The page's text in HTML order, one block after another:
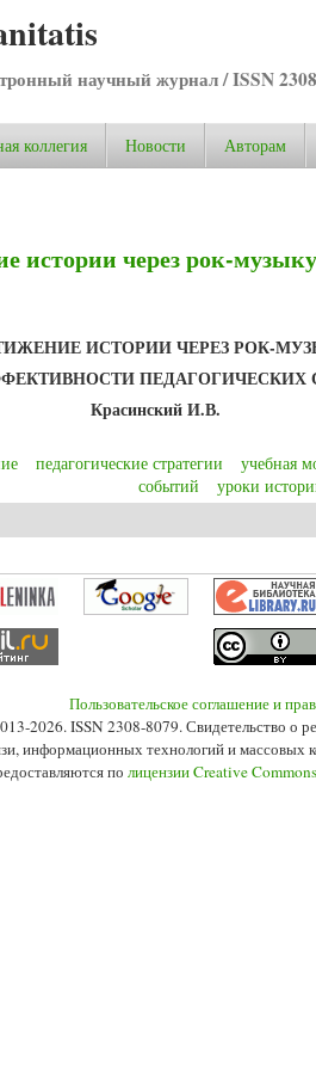
научный журнал / ISSN
коллегия Новости Авторам
через рок-
ИСТОРИИ ЧЕРЕЗ РОК-
ПЕДАГОГИЧЕСКИХ
Красинский И.В.
педагогические стратегии учебная
событий
уроки
Пользовательское соглашение и
2026. ISSN 2308-8079.
информационных технологий и массовых
по лицензии Creative